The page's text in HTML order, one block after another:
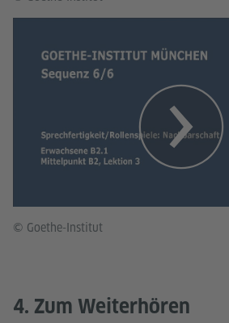
© Goethe-Institut
4. Zum Weiterhören